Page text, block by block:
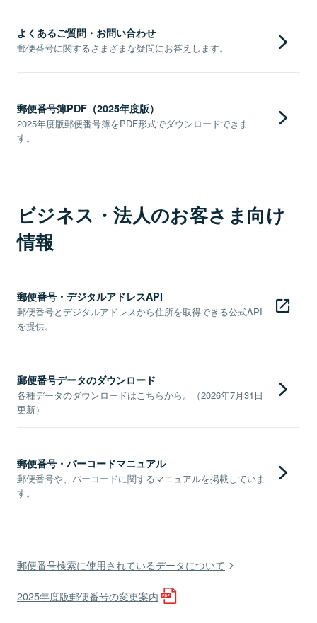
よくあるご質問・お問い合わせ
郵便番号に関するさまざまな疑問にお答えします。
郵便番号簿PDF（2025年度版）
2025年度版郵便番号簿をPDF形式でダウンロードできま
す。
ビジネス・法人のお客さま向け
情報
郵便番号・デジタルアドレスAPI
郵便番号とデジタルアドレスから住所を取得できる公式API
を提供。
郵便番号データのダウンロード
各種データのダウンロードはこちらから。（2026年7月31日
更新）
郵便番号・バーコードマニュアル
郵便番号や、バーコードに関するマニュアルを掲載していま
す。
郵便番号検索に使用されているデータについて
2025年度版郵便番号の変更案内